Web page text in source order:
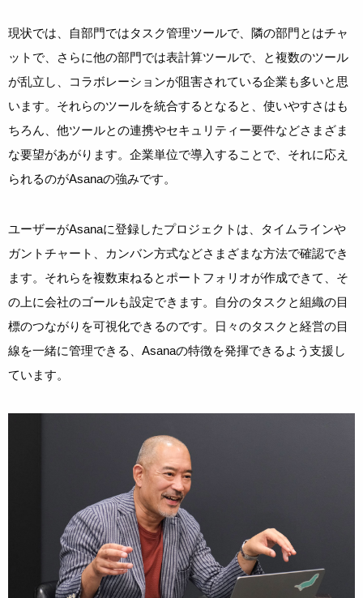
現状では、自部門ではタスク管理ツールで、隣の部門とはチャ
ットで、さらに他の部門では表計算ツールで、と複数のツール
が乱立し、コラボレーションが阻害されている企業も多いと思
います。それらのツールを統合するとなると、使いやすさはも
ちろん、他ツールとの連携やセキュリティー要件などさまざま
な要望があがります。企業単位で導入することで、それに応え
られるのがAsanaの強みです。
ユーザーがAsanaに登録したプロジェクトは、タイムラインや
ガントチャート、カンバン方式などさまざまな方法で確認でき
ます。それらを複数束ねるとポートフォリオが作成できて、そ
の上に会社のゴールも設定できます。自分のタスクと組織の目
標のつながりを可視化できるのです。日々のタスクと経営の目
線を一緒に管理できる、Asanaの特徴を発揮できるよう支援し
ています。